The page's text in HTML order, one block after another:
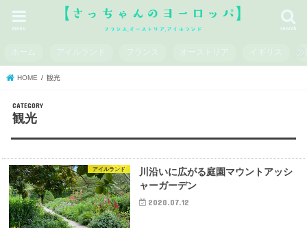
search
menu
ホーム アイルランド フランス オーストリア イギリス
HOME 観光
観光
アイルランド
川沿いに広がる庭園マウントアッシ
ャーガーデン
2020.07.12